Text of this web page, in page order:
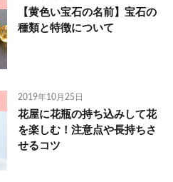
【黄色い宝石の名前】宝石の
種類と特徴について
2019年10月25日
花屋に花瓶の持ち込みして花
を楽しむ！注意点や長持ちさ
せるコツ